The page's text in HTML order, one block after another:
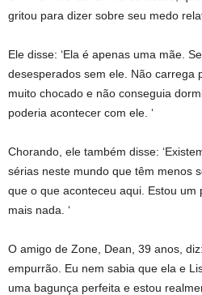
gritou para dizer sobre seu medo
Ele disse: ‘Ela é apenas uma mãe.
desesperados sem ele. Não carrega
muito chocado e não conseguia
poderia acontecer com ele. ‘
Chorando, ele também disse:
sérias neste mundo que têm menos
que o que aconteceu aqui. Estou um
mais nada. ‘
O amigo de Zone, Dean, 39 anos,
empurrão. Eu nem sabia que ela e
uma bagunça perfeita e estou